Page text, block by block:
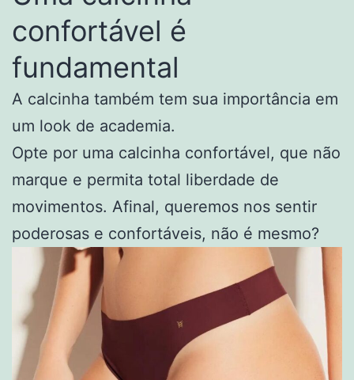
confortável é
fundamental
A calcinha também tem sua importância em
um look de academia.
Opte por uma calcinha confortável, que não
marque e permita total liberdade de
movimentos. Afinal, queremos nos sentir
poderosas e confortáveis, não é mesmo?